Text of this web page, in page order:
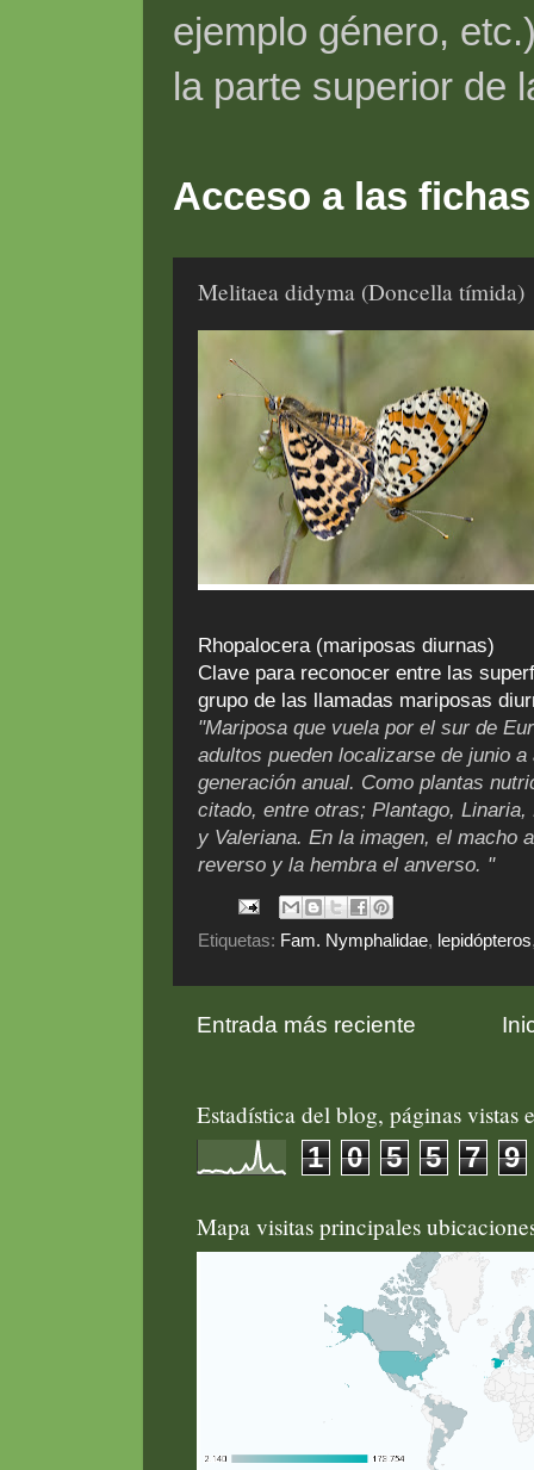
ejemplo género,
la parte superior de
Acceso a las
Melitaea didyma (Doncella tímida)
Rhopalocera (mariposas diurnas)
Clave para reconocer entre las
grupo de las llamadas mariposas
"Mariposa que vuela por el sur de
adultos pueden localizarse de junio
generación anual. Como plantas
citado, entre otras; Plantago,
y Valeriana. En la imagen, el macho
reverso y la hembra el anverso. "
Etiquetas: Fam. Nymphalidae, lepidópteros
Entrada más reciente
Estadística del blog, páginas vistas
1 0 5 5 7 9
Mapa visitas principales